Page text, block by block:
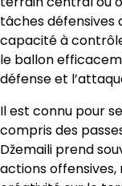
tâches défensives
capacité à
le ballon
défense et
Il est connu pour
compris des
Džemaili prend
actions